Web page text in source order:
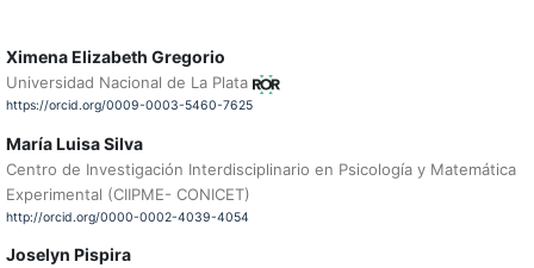
Ximena Elizabeth Gregorio
Universidad Nacional de La Plata
https://orcid.org/0009-0003-5460-7625
María Luisa Silva
Centro de Investigación Interdisciplinario en Psicología y Matemática
Experimental (CIIPME- CONICET)
http://orcid.org/0000-0002-4039-4054
Joselyn Pispira